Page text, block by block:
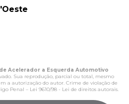
Acelerador a Esquerda Automotivo
Sua reprodução, parcial ou total, mesmo
a autorização do autor. Crime de violação de
Penal – Lei 9610/98 - Lei de direitos autorais.